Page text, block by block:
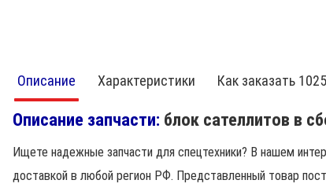
Описание Характеристики Как заказать
Описание запчасти: блок сателлитов в
Ищете надежные запчасти для спецтехники? В нашем
доставкой в любой регион РФ. Представленный товар